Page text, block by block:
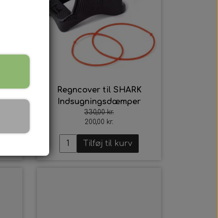
Regncover til SHARK
Indsugningsdæmper
330,00 kr.
200,00 kr.
Tilføj til kurv